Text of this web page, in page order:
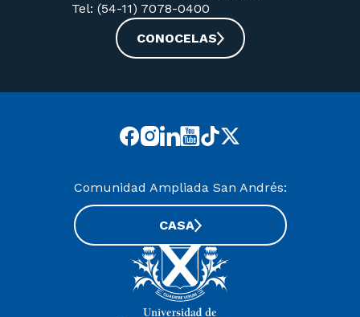
Tel: (54-11) 7078-0400
CONOCELAS
Comunidad Ampliada San Andrés:
CASA